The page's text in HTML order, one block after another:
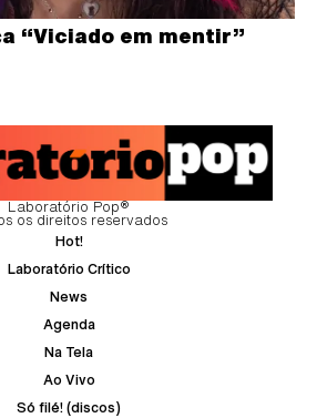
“Viciado em mentir”
Laboratório Pop®
os direitos reservados
Hot!
Laboratório Crítico
News
Agenda
Na Tela
Ao Vivo
Só filé! (discos)